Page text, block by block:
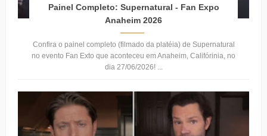
Painel Completo: Supernatural - Fan Expo
Anaheim 2026
Confira o painel completo (filmado da platéia) de Supernatural
no evento Fan Exto que aconteceu em Anaheim, Califórinia, no
dia 27/06/2026! ...